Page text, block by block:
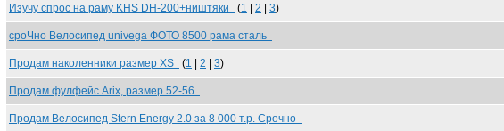
Изучу спрос на раму KHS DH-200+ништяки (1 2 3)
сроЧно Велосипед univega ФОТО 8500 рама сталь
Продам наколенники размер XS (1 2 3)
Продам фулфейс Arix, размер 52-56
Продам Велосипед Stern Energy 2.0 за 8 000 т.р. Срочно